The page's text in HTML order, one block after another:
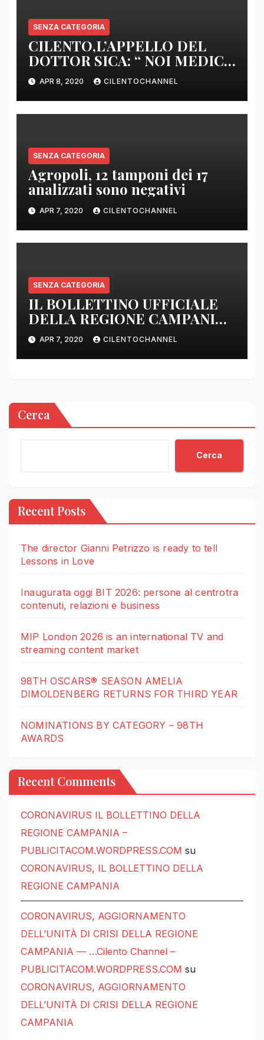
SENZA CATEGORIA
CILENTO,L’APPELLO DEL
DOTTOR SICA: “ NOI MEDICI
DI BASE SIAMO SENZA ARMI
E SENZA PRESIDI”
APR 8, 2020 CILENTOCHANNEL
SENZA CATEGORIA
Agropoli, 12 tamponi dei 17
analizzati sono negativi
APR 7, 2020 CILENTOCHANNEL
SENZA CATEGORIA
IL BOLLETTINO UFFICIALE
DELLA REGIONE CAMPANIA
DELLE ORE 22.00
APR 7, 2020 CILENTOCHANNEL
Cerca
Cerca
Recent Posts
The director Gianni Petrizzo is ready to tell
Lessons in Love
Inaugurata oggi BIT 2026: persone al centrotra
contenuti, relazioni e business
MIP London 2026 is an international TV and
streaming content market
98TH OSCARS® SEASON AMELIA
DIMOLDENBERG RETURNS FOR THIRD YEAR
NOMINATIONS BY CATEGORY – 98TH
AWARDS
Recent Comments
CORONAVIRUS IL BOLLETTINO DELLA
REGIONE CAMPANIA –
PUBLICITACOM.WORDPRESS.COM su
CORONAVIRUS, IL BOLLETTINO DELLA
REGIONE CAMPANIA
CORONAVIRUS, AGGIORNAMENTO
DELL’UNITÀ DI CRISI DELLA REGIONE
CAMPANIA — …Cilento Channel –
PUBLICITACOM.WORDPRESS.COM su
CORONAVIRUS, AGGIORNAMENTO
DELL’UNITÀ DI CRISI DELLA REGIONE
CAMPANIA